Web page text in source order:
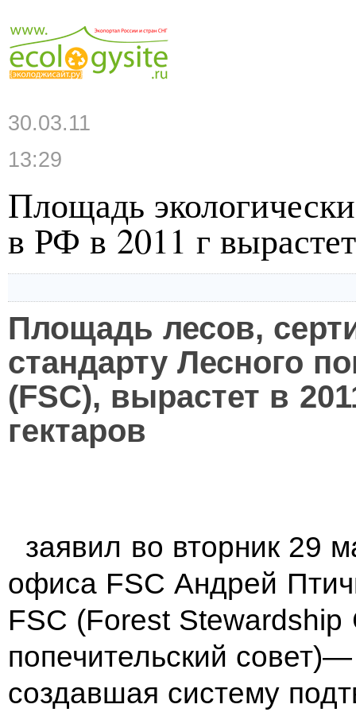
30.03.11
13:29
Площадь
в РФ в 2011 г вырастет
Площадь лесов,
стандарту Лесного
(FSC), вырастет в
гектаров
заявил во вторник 29
офиса FSC Андрей
FSC (Forest Stewardship
попечительский
создавшая систему